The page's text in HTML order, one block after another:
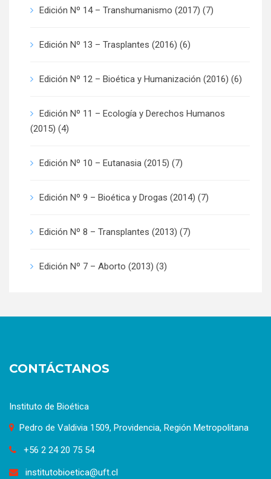
Edición Nº 14 – Transhumanismo (2017) (7)
Edición Nº 13 – Trasplantes (2016) (6)
Edición Nº 12 – Bioética y Humanización (2016) (6)
Edición Nº 11 – Ecología y Derechos Humanos
(2015) (4)
Edición Nº 10 – Eutanasia (2015) (7)
Edición Nº 9 – Bioética y Drogas (2014) (7)
Edición Nº 8 – Transplantes (2013) (7)
Edición Nº 7 – Aborto (2013) (3)
CONTÁCTANOS
Instituto de Bioética
Pedro de Valdivia 1509, Providencia, Región Metropolitana
+56 2 24 20 75 54
institutobioetica@uft.cl